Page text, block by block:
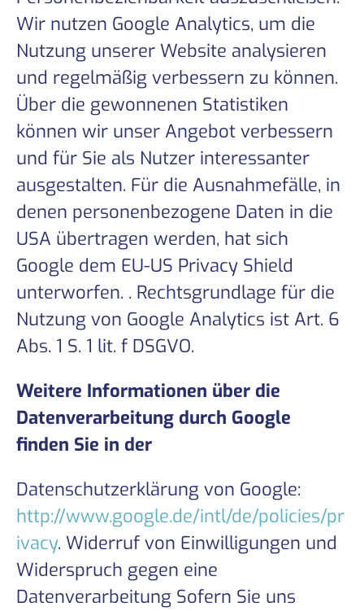
Wir nutzen Google Analytics, um die
Nutzung unserer Website analysieren
und regelmäßig verbessern zu können.
Über die gewonnenen Statistiken
können wir unser Angebot verbessern
und für Sie als Nutzer interessanter
ausgestalten. Für die Ausnahmefälle, in
denen personenbezogene Daten in die
USA übertragen werden, hat sich
Google dem EU-US Privacy Shield
unterworfen. . Rechtsgrundlage für die
Nutzung von Google Analytics ist Art. 6
Abs. 1 S. 1 lit. f DSGVO.
Weitere Informationen über die
Datenverarbeitung durch Google
finden Sie in der
Datenschutzerklärung von Google:
http://www.google.de/intl/de/policies/pr
ivacy. Widerruf von Einwilligungen und
Widerspruch gegen eine
Datenverarbeitung Sofern Sie uns